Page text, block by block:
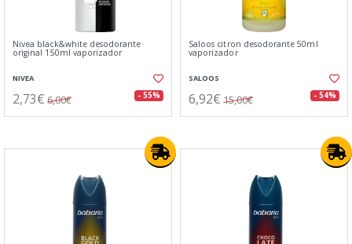
Nivea black&white desodorante
original 150ml vaporizador
NIVEA
2,73€ 6,00€ - 55%
Saloos citron desodorante 50ml
vaporizador
SALOOS
6,92€ 15,00€ - 54%